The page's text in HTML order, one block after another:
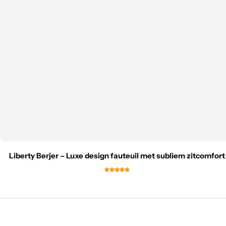
Liberty Berjer – Luxe design fauteuil met subliem zitcomfort